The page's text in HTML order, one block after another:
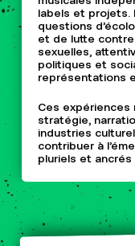
labels et projets.
questions
et de lutte
sexuelles,
politiques et
représentations
Ces expériences
stratégie,
industries
contribuer à
pluriels et